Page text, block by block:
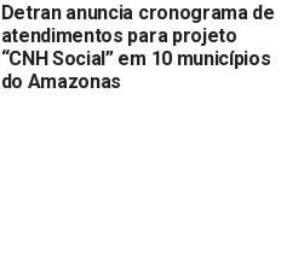
Detran anuncia cronograma de
atendimentos para projeto
“CNH Social” em 10 municípios
do Amazonas